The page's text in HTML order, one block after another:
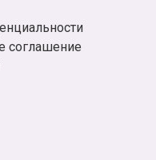
соглашение